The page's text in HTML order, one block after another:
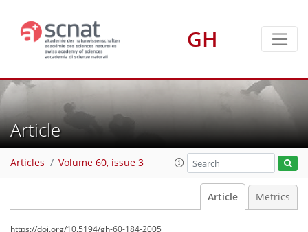
GH
Article
Articles Volume 60, issue 3
Article Metrics
https://doi.org/10.5194/gh-60-184-2005